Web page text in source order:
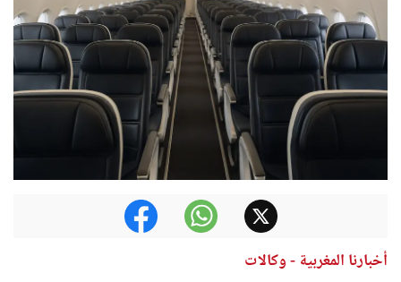
أخبارنا المغربية - وكالات